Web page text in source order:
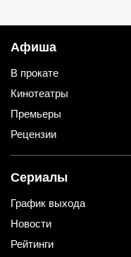
Афиша
В прокате
Кинотеатры
Премьеры
Рецензии
Сериалы
График выхода
Новости
Рейтинги